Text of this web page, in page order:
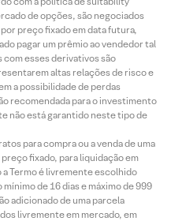
de opções, são negociados
preço fixado em data futura,
pagar um prêmio ao vendedor tal
esses derivativos são
altas relações de risco e
a possibilidade de perdas
recomendada para o investimento
não está garantido neste tipo de
para compra ou a venda de uma
fixado, para liquidação em
Termo é livremente escolhido
de 16 dias e máximo de 999
adicionado de uma parcela
livremente em mercado, em